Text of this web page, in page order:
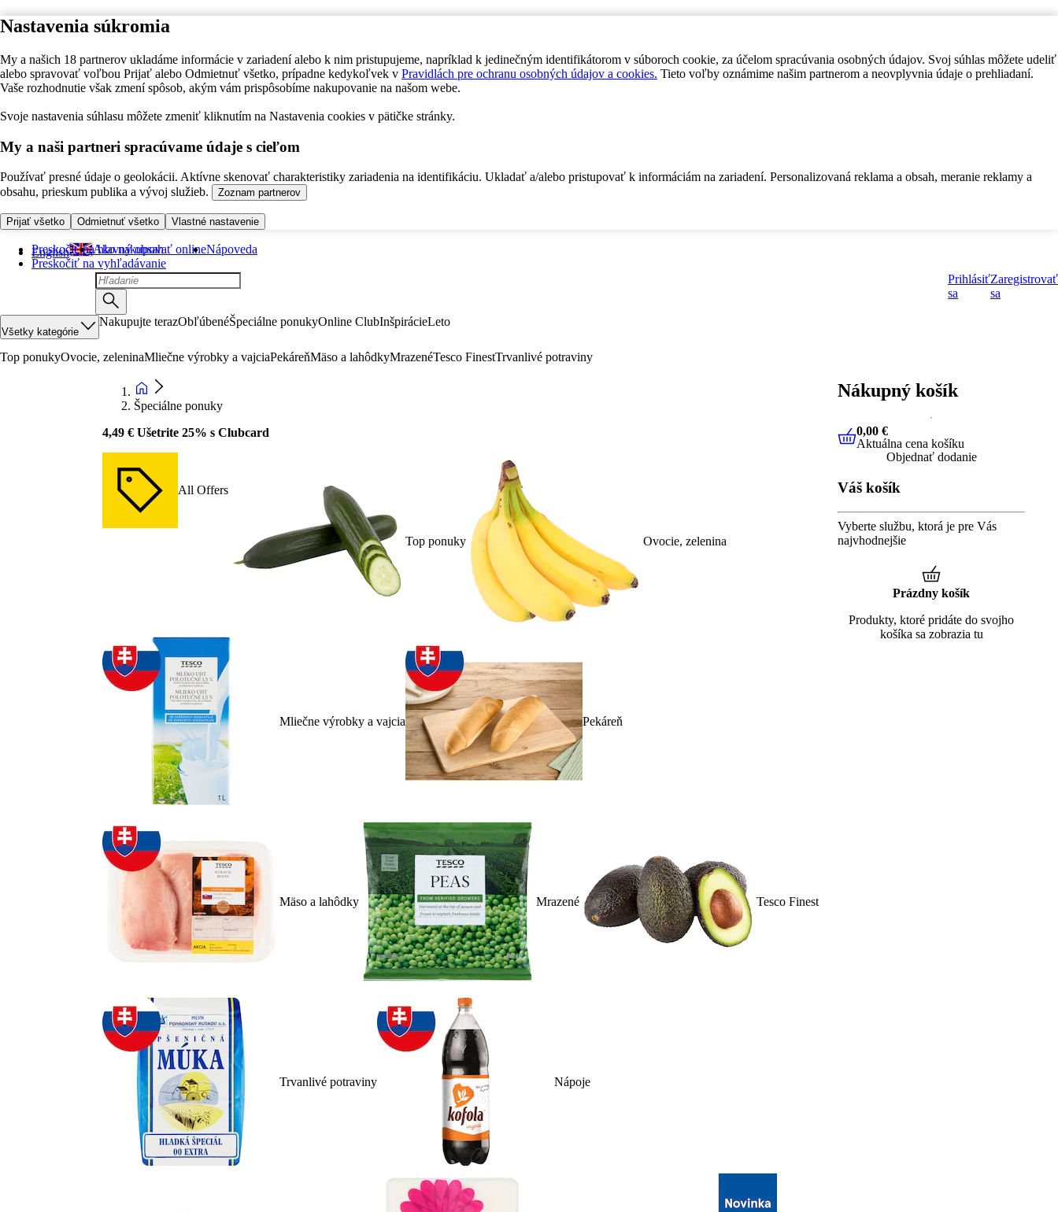
Nastavenia súkromia
My a našich 18 partnerov ukladáme informácie v zariadení alebo k nim pristupujeme, napríklad k jedinečným identifikátorom v súboroch cookie, za účelom spracúvania osobných údajov. Svoj súhlas môžete udeliť
alebo spravovať voľbou Prijať alebo Odmietnuť všetko, prípadne kedykoľvek v Pravidlách pre ochranu osobných údajov a cookies. Tieto voľby oznámime našim partnerom a neovplyvnia údaje o prehliadaní.
Vaše rozhodnutie však zmení spôsob, akým vám prispôsobíme nakupovanie na našom webe.
Svoje nastavenia súhlasu môžete zmeniť kliknutím na Nastavenia cookies v pätičke stránky.
My a naši partneri spracúvame údaje s cieľom
Používať presné údaje o geolokácii. Aktívne skenovať charakteristiky zariadenia na identifikáciu. Ukladať a/alebo pristupovať k informáciám na zariadení. Personalizovaná reklama a obsah, meranie reklamy a
obsahu, prieskum publika a vývoj služieb.
Zoznam partnerov
Prijať všetko Odmietnuť všetko Vlastné nastavenie
Preskočiť na hlavný obsah
Preskočiť na vyhľadávanie
English Ako nakupovať onlineNápoveda
Prihlásiť
sa
Zaregistrovať
sa
Všetky kategórie
Nakupujte terazObľúbenéŠpeciálne ponukyOnline ClubInšpirácieLeto
Top ponukyOvocie, zeleninaMliečne výrobky a vajciaPekáreňMäso a lahôdkyMrazenéTesco FinestTrvanlivé potraviny
Špeciálne ponuky
4,49 € Ušetrite 25% s Clubcard
All Offers
Top ponuky Ovocie, zelenina
Mliečne výrobky a vajcia Pekáreň
Mäso a lahôdky Mrazené Tesco Finest
Trvanlivé potraviny Nápoje
Nákupný košík
0,00 €Aktuálna cena košíku
0,00 €
Aktuálna cena košíku
Objednať dodanie
Váš košík
Vyberte službu, ktorá je pre Vás
najvhodnejšie
Prázdny košík
Produkty, ktoré pridáte do svojho
košíka sa zobrazia tu